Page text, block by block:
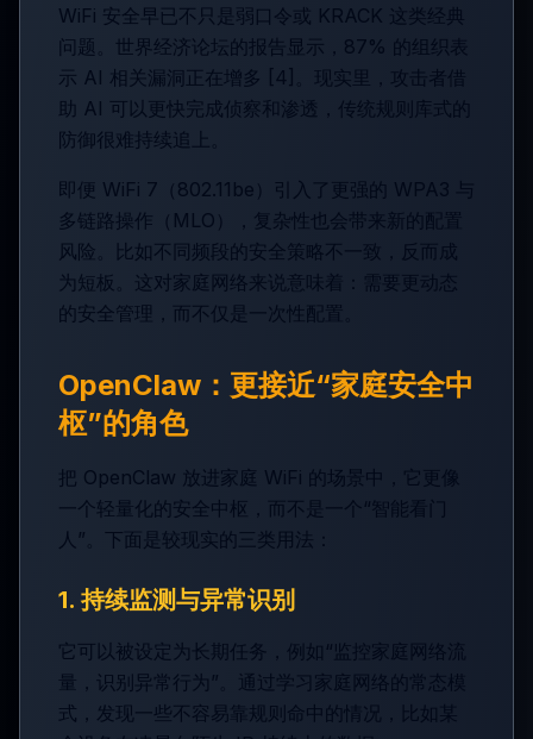
WiFi 安全早已不只是弱口令或 KRACK 这类经典
问题。世界经济论坛的报告显示，87% 的组织表
示 AI 相关漏洞正在增多 [4]。现实里，攻击者借
助 AI 可以更快完成侦察和渗透，传统规则库式的
防御很难持续追上。
即便 WiFi 7（802.11be）引入了更强的 WPA3 与
多链路操作（MLO），复杂性也会带来新的配置
风险。比如不同频段的安全策略不一致，反而成
为短板。这对家庭网络来说意味着：需要更动态
的安全管理，而不仅是一次性配置。
OpenClaw：更接近“家庭安全中
枢”的角色
把 OpenClaw 放进家庭 WiFi 的场景中，它更像
一个轻量化的安全中枢，而不是一个“智能看门
人”。下面是较现实的三类用法：
1. 持续监测与异常识别
它可以被设定为长期任务，例如“监控家庭网络流
量，识别异常行为”。通过学习家庭网络的常态模
式，发现一些不容易靠规则命中的情况，比如某